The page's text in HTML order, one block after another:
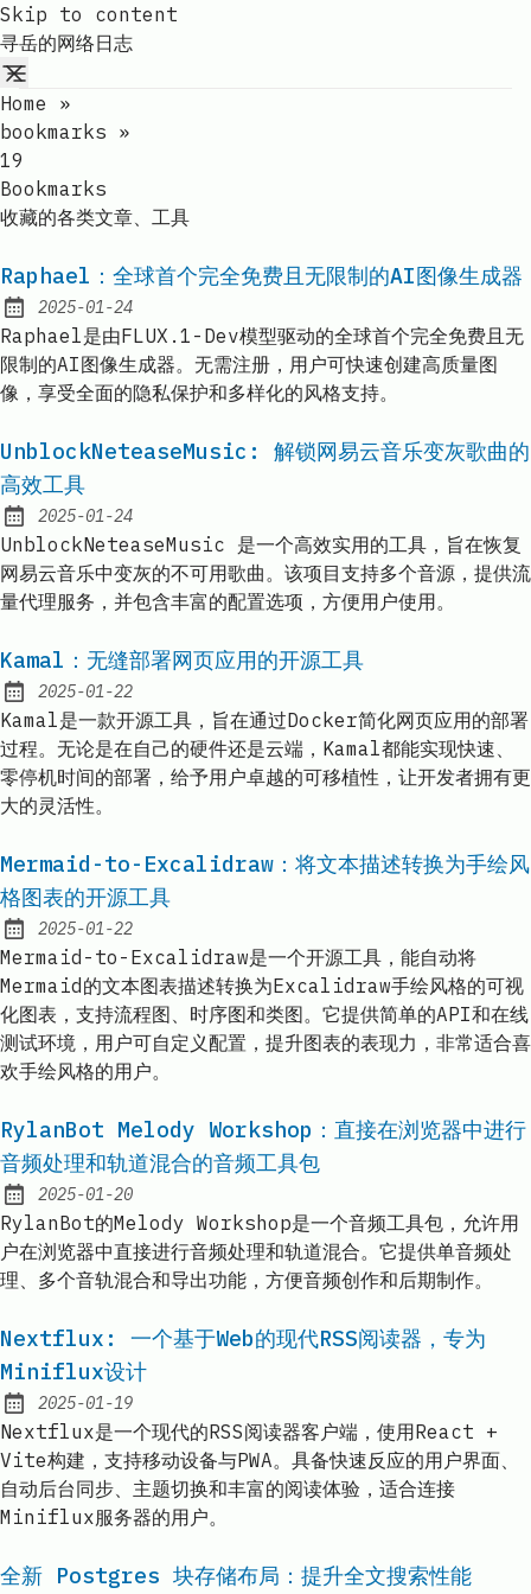
Skip to content
寻岳的网络日志
Home
»
bookmarks »
19
Bookmarks
收藏的各类文章、工具
Raphael：全球首个完全免费且无限制的AI图像生成器
Published:
2025-01-24
Raphael是由FLUX.1-Dev模型驱动的全球首个完全免费且无
限制的AI图像生成器。无需注册，用户可快速创建高质量图
像，享受全面的隐私保护和多样化的风格支持。
UnblockNeteaseMusic: 解锁网易云音乐变灰歌曲的
高效工具
Published:
2025-01-24
UnblockNeteaseMusic 是一个高效实用的工具，旨在恢复
网易云音乐中变灰的不可用歌曲。该项目支持多个音源，提供流
量代理服务，并包含丰富的配置选项，方便用户使用。
Kamal：无缝部署网页应用的开源工具
Published:
2025-01-22
Kamal是一款开源工具，旨在通过Docker简化网页应用的部署
过程。无论是在自己的硬件还是云端，Kamal都能实现快速、
零停机时间的部署，给予用户卓越的可移植性，让开发者拥有更
大的灵活性。
Mermaid-to-Excalidraw：将文本描述转换为手绘风
格图表的开源工具
Published:
2025-01-22
Mermaid-to-Excalidraw是一个开源工具，能自动将
Mermaid的文本图表描述转换为Excalidraw手绘风格的可视
化图表，支持流程图、时序图和类图。它提供简单的API和在线
测试环境，用户可自定义配置，提升图表的表现力，非常适合喜
欢手绘风格的用户。
RylanBot Melody Workshop：直接在浏览器中进行
音频处理和轨道混合的音频工具包
Published:
2025-01-20
RylanBot的Melody Workshop是一个音频工具包，允许用
户在浏览器中直接进行音频处理和轨道混合。它提供单音频处
理、多个音轨混合和导出功能，方便音频创作和后期制作。
Nextflux: 一个基于Web的现代RSS阅读器，专为
Miniflux设计
Published:
2025-01-19
Nextflux是一个现代的RSS阅读器客户端，使用React +
Vite构建，支持移动设备与PWA。具备快速反应的用户界面、
自动后台同步、主题切换和丰富的阅读体验，适合连接
Miniflux服务器的用户。
全新 Postgres 块存储布局：提升全文搜索性能